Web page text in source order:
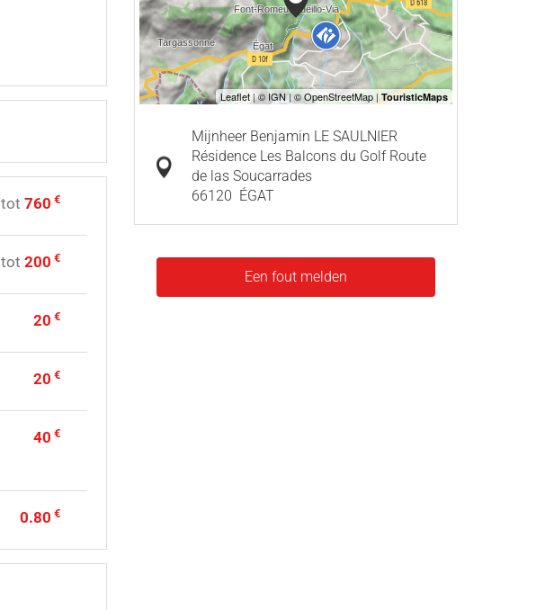
tot760 €
tot200 €
20 €
20 €
40 €
0.80 €
Mijnheer Benjamin LE SAULNIER
Résidence Les Balcons du Golf Route
de las Soucarrades
66120 ÉGAT
Een fout melden